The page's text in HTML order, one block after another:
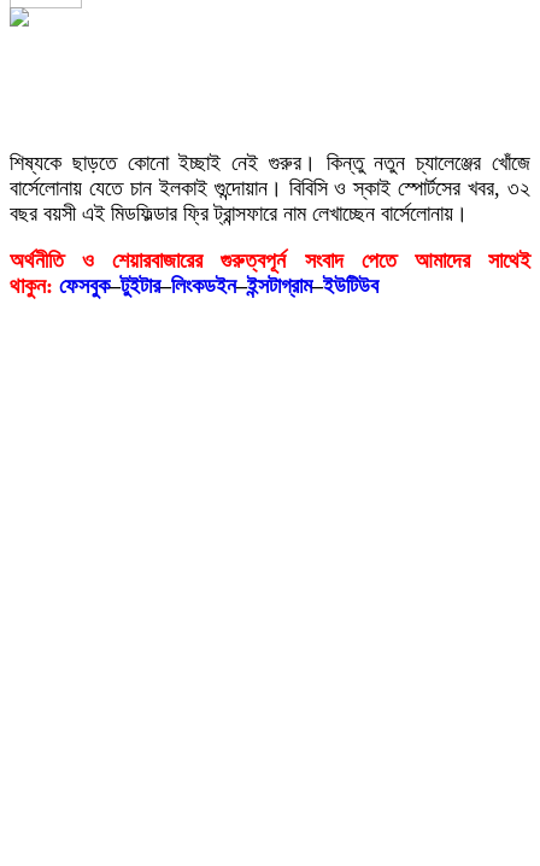
শিষ্যকে ছাড়তে কোনো ইচ্ছাই নেই গুরুর। কিন্তু নতুন চ্যালেঞ্জের খোঁজে
বার্সেলোনায় যেতে চান ইলকাই গুন্দোয়ান। বিবিসি ও স্কাই স্পোর্টসের খবর, ৩২
বছর বয়সী এই মিডফিল্ডার ফ্রি ট্রান্সফারে নাম লেখাচ্ছেন বার্সেলোনায়।
অর্থনীতি ও শেয়ারবাজারের গুরুত্বপূর্ন সংবাদ পেতে আমাদের সাথেই
থাকুন: ফেসবুক–টুইটার–লিংকডইন–ইন্সটাগ্রাম–ইউটিউব